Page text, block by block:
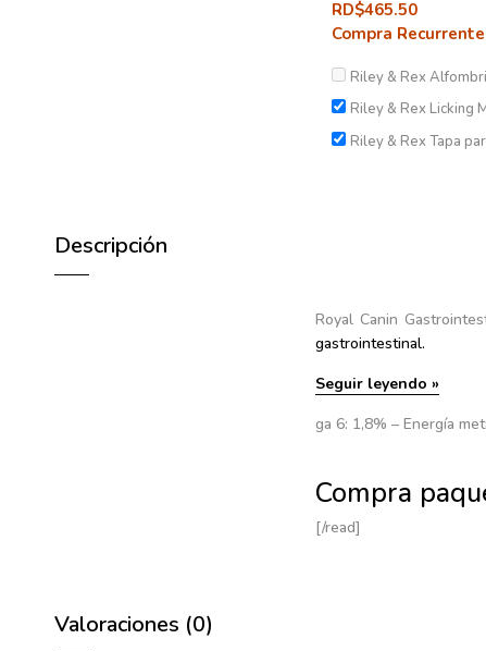
RD$465.50
Compra Recurrente
Riley & Rex
Riley & Rex Licking
Riley & Rex Tapa
Descripción
Royal Canin
gastrointestinal.
Seguir leyendo »
ga 6: 1,8% – Energía
Compra
[/read]
Valoraciones (0)